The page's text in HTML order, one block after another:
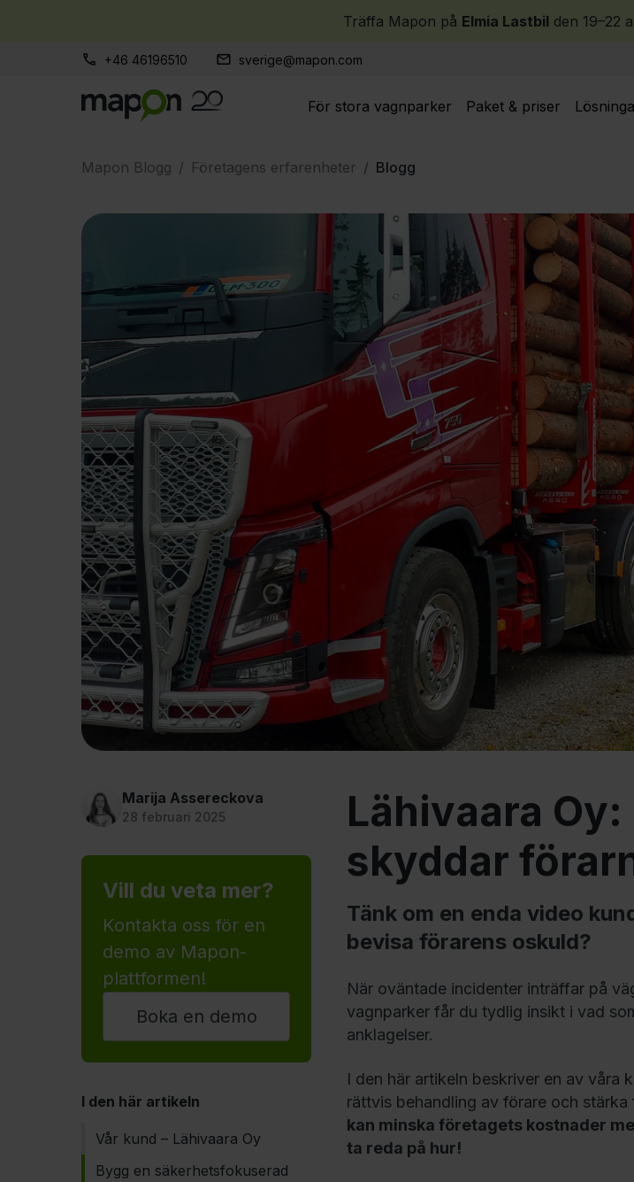
Träffa Mapon på Elmia Lastbil den 19–22
+46 46196510 sverige@mapon.com
För stora vagnparker Paket & priser
Mapon Blogg Företagens erfarenheter Blogg
Marija Assereckova
28 februari 2025
Vill du veta mer?
Kontakta oss för en
demo av Mapon-
plattformen!
Boka en demo
I den här artikeln
Vår kund – Lähivaara Oy
Bygg en säkerhetsfokuserad
Lähivaara
skyddar
Tänk om en enda video
bevisa förarens oskuld?
När oväntade incidenter inträffar på
vagnparker får du tydlig insikt i vad
anklagelser.
I den här artikeln beskriver en av våra
rättvis behandling av förare och
kan minska företagets kostnader
ta reda på hur!